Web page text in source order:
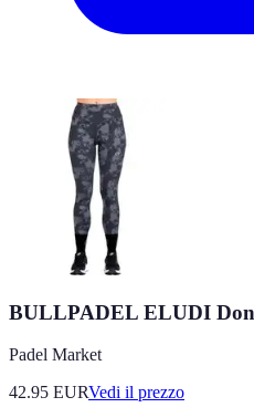
BULLPADEL ELUDI
Padel Market
42.95 EURVedi il prezzo